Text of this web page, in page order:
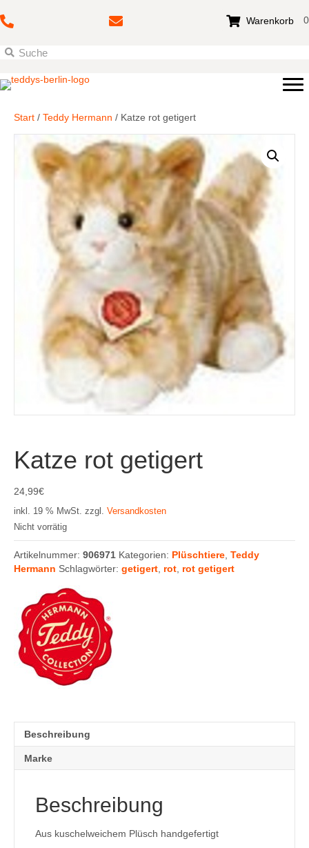
Warenkorb 0
Start / Teddy Hermann / Katze rot getigert
Katze rot getigert
24,99€
inkl. 19 % MwSt. zzgl. Versandkosten
Nicht vorrätig
Artikelnummer: 906971 Kategorien: Plüschtiere Teddy
Hermann Schlagwörter: getigert rot rot getigert
Beschreibung
Marke
Beschreibung
Aus kuschelweichem Plüsch handgefertigt